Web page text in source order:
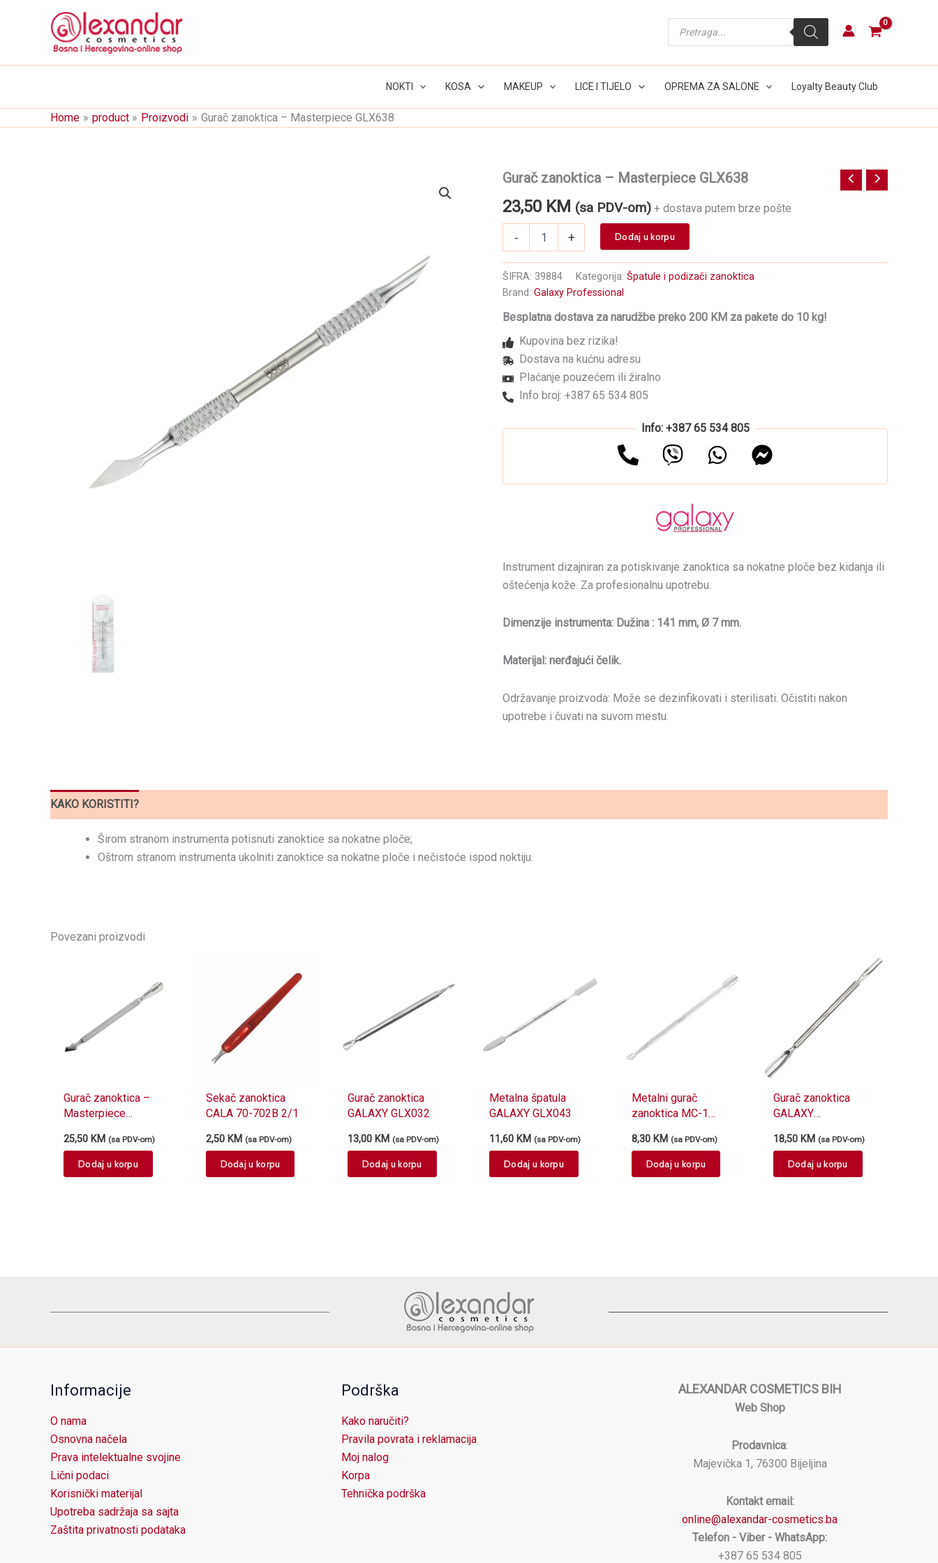
search
NOKTI KOSA MAKEUP LICE I TIJELO OPREMA ZA SALONE Loyalty Beauty Club
Home product Proizvodi Gurač zanoktica – Masterpiece GLX638
Gurač zanoktica – Masterpiece GLX638
23,50 KM (sa PDV-om) + dostava putem brze pošte
-
zanoktica
Masterpiece
GLX638
količina
+ Dodaj u korpu
ŠIFRA: 39884 Kategorija: Špatule i podizači zanoktica
Brand: Galaxy Professional
Besplatna dostava za narudžbe preko 200 KM za pakete do 10 kg!
Kupovina bez rizika!
Dostava na kućnu adresu
Plaćanje pouzećem ili žiralno
Info broj: +387 65 534 805
Info: +387 65 534 805
Instrument dizajniran za potiskivanje zanoktica sa nokatne ploče bez kidanja ili
oštećenja kože. Za profesionalnu upotrebu.
Dimenzije instrumenta: Dužina : 141 mm, Ø 7 mm.
Materijal: nerđajući čelik.
Održavanje proizvoda: Može se dezinfikovati i sterilisati. Očistiti nakon
upotrebe i čuvati na suvom mestu.
KAKO KORISTITI?
Širom stranom instrumenta potisnuti zanoktice sa nokatne ploče;
Oštrom stranom instrumenta ukolniti zanoktice sa nokatne ploče i nečistoće ispod noktiju.
Povezani proizvodi
Gurač zanoktica –
Masterpiece
25,50 KM (sa PDV-om)
Dodaj u korpu
Sekač zanoktica
CALA 70-702B 2/1
2,50 KM (sa PDV-om)
Dodaj u korpu
Gurač zanoktica
GALAXY GLX032
13,00 KM (sa PDV-om)
Dodaj u korpu
Metalna špatula
GALAXY GLX043
11,60 KM (sa PDV-om)
Dodaj u korpu
Metalni gurač
zanoktica MC-1
8,30 KM (sa PDV-om)
Dodaj u korpu
Gurač zanoktica
GALAXY
14cm
18,50 KM (sa PDV-om)
Dodaj u korpu
Informacije
O nama
Osnovna načela
Prava intelektualne svojine
Lični podaci
Korisnički materijal
Upotreba sadržaja sa sajta
Zaštita privatnosti podataka
Podrška
Kako naručiti?
Pravila povrata i reklamacija
Moj nalog
Korpa
Tehnička podrška
ALEXANDAR COSMETICS BIH
Web Shop
Prodavnica:
Majevička 1, 76300 Bijeljina
Kontakt email:
online@alexandar-cosmetics.ba
Telefon - Viber - WhatsApp:
+387 65 534 805
količina